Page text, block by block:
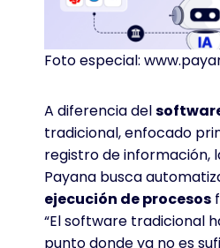
Foto especial:
A diferencia del
tradicional, enfocado
registro de información,
Payana busca
ejecución de procesos
“El software tradicional
punto donde ya no es